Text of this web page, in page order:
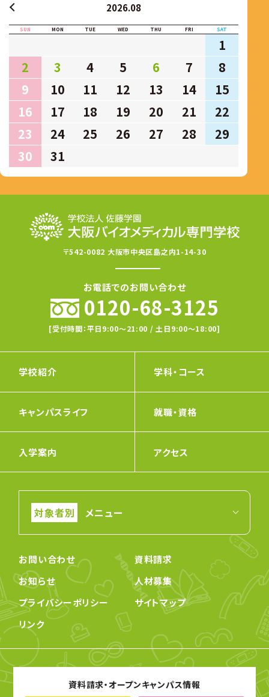
2026.08
SUN MON TUE WED THU FRI SAT
1
2
3 4 5 6 7
8
9
10 11 12 13 14
15
16
17 18 19 20 21
22
23
24 25 26 27 28
29
30
31
〒542-0082 大阪市中央区島之内1-14-30
お電話でのお問い合わせ
0120-68-3125
[受付時間：平日9:00〜21:00 / 土日9:00〜18:00]
学校紹介 学科・コース
キャンパスライフ 就職・資格
入学案内 アクセス
メニュー
お問い合わせ
資料請求
お知らせ
人材募集
プライバシーポリシー
サイトマップ
リンク
資料請求・オープンキャンパス情報